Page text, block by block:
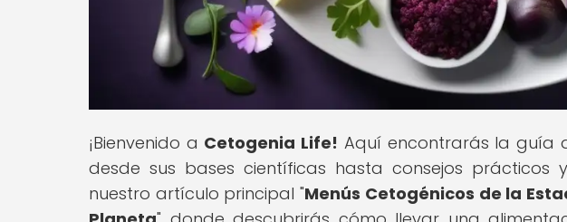
¡Bienvenido a Cetogenia Life! Aquí encontrarás la guía
desde sus bases científicas hasta consejos prácticos
nuestro artículo principal "Menús Cetogénicos de la